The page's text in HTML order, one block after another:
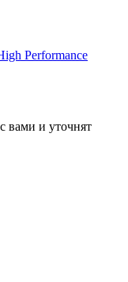
Performance
вами и уточнят